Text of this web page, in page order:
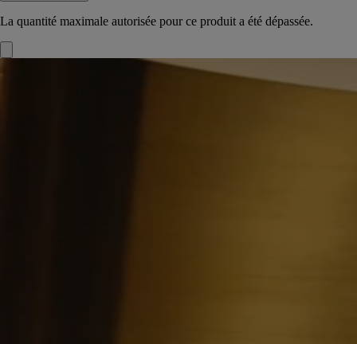
La quantité maximale autorisée pour ce produit a été dépassée.